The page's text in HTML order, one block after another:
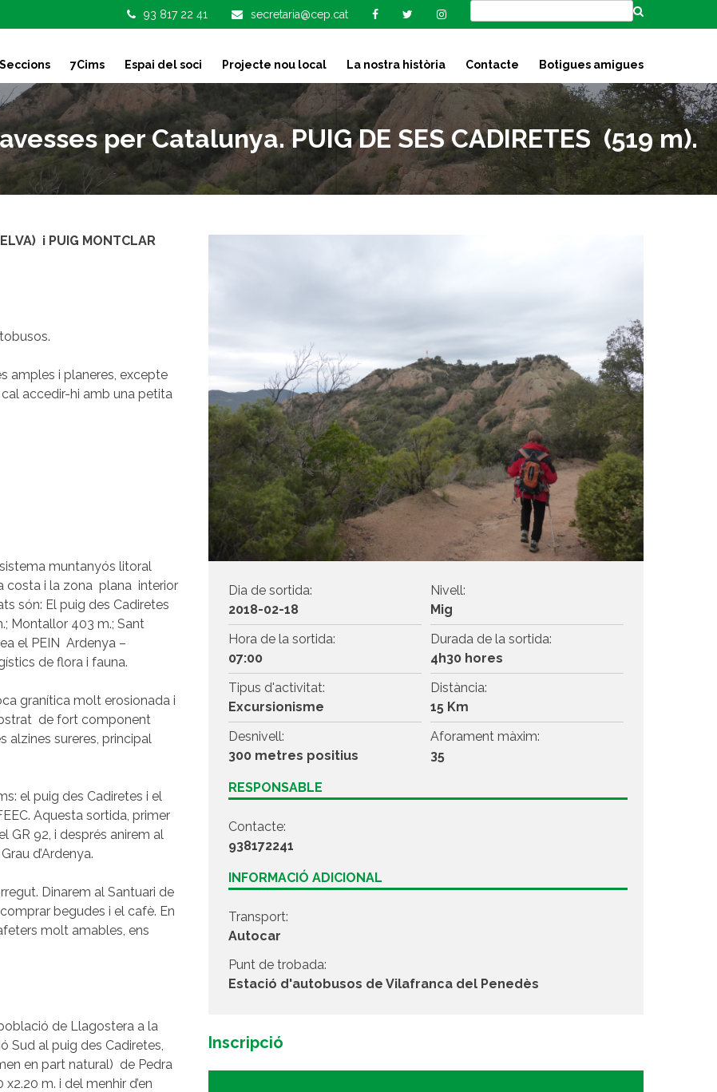
93 817 22 41 secretaria@cep.cat
Seccions 7Cims Espai del soci Projecte nou local La nostra història Contacte Botigues amigues
per Catalunya. PUIG DE SES CADIRETES (519 m).
i PUIG MONTCLAR
amples i planeres, excepte
accedir-hi amb una petita
muntanyós litoral
costa i la zona plana interior
són: El puig des Cadiretes
Montallor 403 m.; Sant
el PEIN Ardenya –
de flora i fauna.
granítica molt erosionada i
de fort component
alzines sureres, principal
el puig des Cadiretes i el
Aquesta sortida, primer
GR 92, i després anirem al
d’Ardenya.
Dinarem al Santuari de
begudes i el cafè. En
molt amables, ens
de Llagostera a la
Sud al puig des Cadiretes,
en part natural) de Pedra
m. i del menhir d’en
Dia de sortida:
2018-02-18
Nivell:
Mig
Hora de la sortida:
07:00
Durada de la sortida:
4h30 hores
Tipus d'activitat:
Excursionisme
Distància:
15 Km
Desnivell:
300 metres positius
Aforament màxim:
35
RESPONSABLE
Contacte:
938172241
INFORMACIÓ ADICIONAL
Transport:
Autocar
Punt de trobada:
Estació d'autobusos de Vilafranca del Penedès
Inscripció